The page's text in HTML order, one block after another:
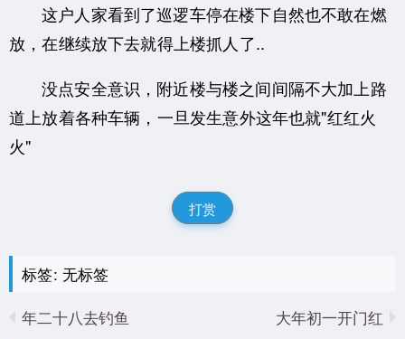
这户人家看到了巡逻车停在楼下自然也不敢在燃
放，在继续放下去就得上楼抓人了..
没点安全意识，附近楼与楼之间间隔不大加上路
道上放着各种车辆，一旦发生意外这年也就"红红火
火"
打赏
标签: 无标签
年二十八去钓鱼
大年初一开门红